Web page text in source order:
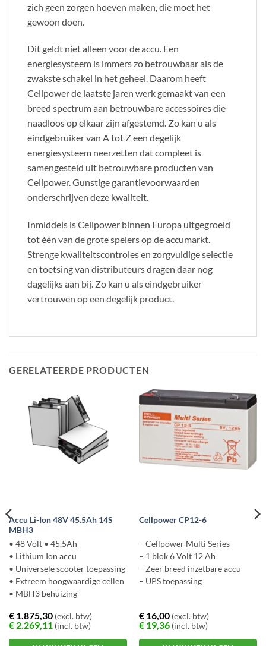
zich geen zorgen hoeven maken, die moet het
gewoon doen.
Dit geldt niet alleen voor de accu. Een
energiesysteem is immers zo betrouwbaar als de
zwakste schakel in het geheel. Daarom heeft
Cellpower de laatste jaren werk gemaakt van een
breed spectrum aan betrouwbare accessoires die
naadloos op elkaar zijn afgestemd. Zo kan u als
eindgebruiker van A tot Z een degelijk
energiesysteem neerzetten dat compleet is
samengesteld uit betrouwbare producten van
Cellpower. Gunstige garantievoorwaarden
onderschrijven deze kwaliteit.
Inmiddels is Cellpower binnen Europa uitgegroeid
tot één van de grote spelers op de accumarkt.
Strenge kwaliteitscontroles en zorgvuldige selectie
en toetsing van distributeurs dragen daar nog
dagelijks aan bij. Zo kan u als eindgebruiker
vertrouwen op een degelijk product.
GERELATEERDE PRODUCTEN
Accu Li-Ion 48V 45.5Ah 14S
MBH3
• 48 Volt • 45.5Ah
• Lithium Ion accu
• Universele scooter toepassing
• Extreem hoogwaardige cellen
• MBH3 behuizing
€1.875,30(excl. btw)
€2.269,11(incl. btw)
Cellpower CP12-6
– Cellpower Multi Series
– 1 blok 6 Volt 12 Ah
– Zeer breed inzetbare accu
– UPS toepassing
€16,00(excl. btw)
€19,36(incl. btw)